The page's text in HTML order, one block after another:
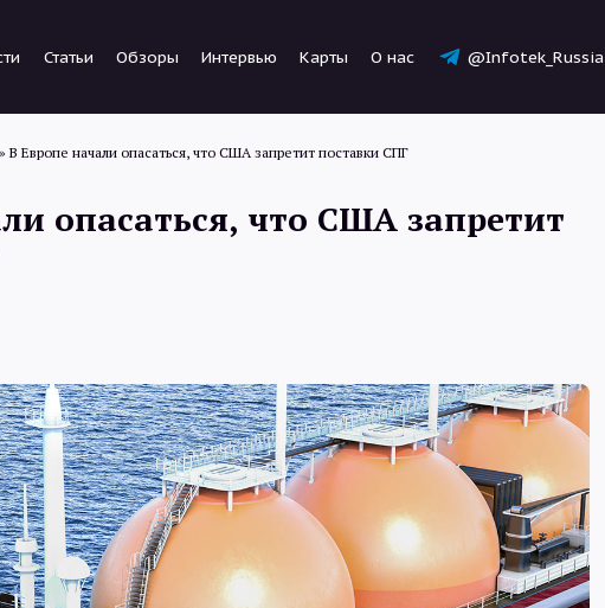
Статьи Обзоры Интервью Карты О нас @Infotek_Russia
Статьи
Обзоры
Интервью
» В Европе начали опасаться, что США запретит поставки СПГ
опасаться, что США запретит